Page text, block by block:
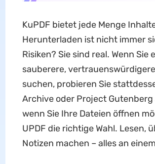
KuPDF bietet jede Menge
Herunterladen ist nicht immer
Risiken? Sie sind real. Wenn Sie
sauberere,
suchen, probieren Sie
Archive oder Project Gutenberg
wenn Sie Ihre Dateien öffnen
UPDF die richtige Wahl. Lesen,
Notizen machen – alles an